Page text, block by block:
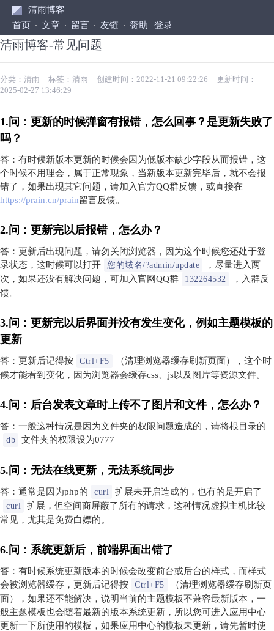
清雨博客
首页
文章 留言 友链 赞助 登录
清雨博客-常见问题
分类： 清雨 标签： 清雨 创建时间：2022-11-21 09:22:26
更新时间：
2025-02-27 13:46:29
1.问：更新的时候弹窗有报错，怎么回事？是更新失败了
吗？
答：有时候新版本更新的时候会因为低版本缺少字段从而报错，这
个时候不用理会，属于正常现象，当新版本更新完毕后，就不会报
错了，如果出现其它问题，请加入官方QQ群反馈，或直接在
https://prain.cn/prain留言反馈。
2.问：更新完以后报错，怎么办？
答：更新后出现问题，请勿关闭浏览器，因为这个时候您还处于登
录状态，这时候可以打开
您的域名/?admin/update
，尽量进入两
次，如果还没有解决问题，可加入官网QQ群
132264532
，入群反
馈。
3.问：更新完以后界面并没有发生变化，例如主题模板的
更新
答：更新后记得按 Ctrl+F5
（清理浏览器缓存刷新页面），这个时
候才能看到变化，因为浏览器会缓存css、js以及图片等资源文件。
4.问：后台发表文章时上传不了图片和文件，怎么办？
答：一般这种情况是因为文件夹的权限问题造成的，请将根目录的
db 文件夹的权限设为0777
5.问：无法在线更新，无法系统同步
答：通常是因为php的 curl 扩展未开启造成的，也有的是开启了
curl
扩展，但空间商屏蔽了所有的请求，这种情况虚拟主机比较
常见，尤其是免费白嫖的。
6.问：系统更新后，前端界面出错了
答：有时候系统更新版本的时候会改变前台或后台的样式，而样式
会被浏览器缓存，更新后记得按
Ctrl+F5
（清理浏览器缓存刷新页
面），如果还不能解决，说明当前的主题模板不兼容最新版本，一
般主题模板也会随着最新的版本系统更新，所以您可进入应用中心
更新一下所使用的模板，如果应用中心的模板未更新，请先暂时使